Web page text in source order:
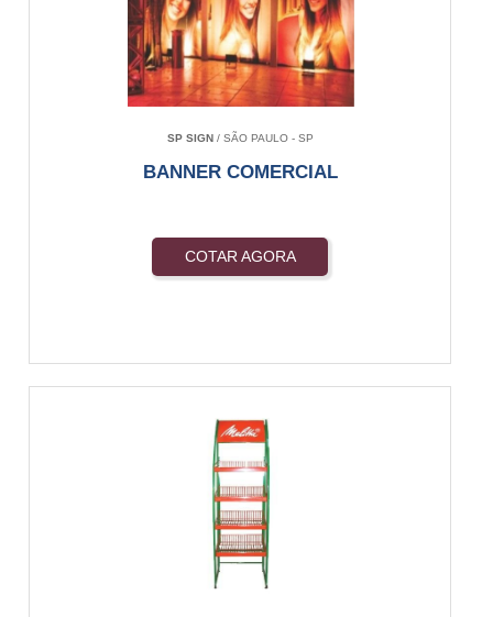
SP SIGN/ SÃO PAULO - SP
BANNER COMERCIAL
COTAR AGORA